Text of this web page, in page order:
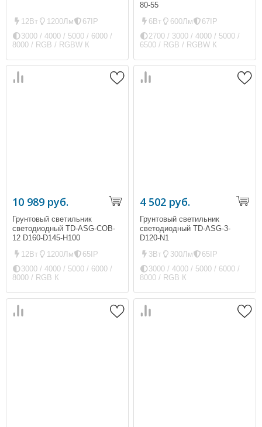
12Вт 1200Лм
67IP
3000 / 4000 / 5000 / 6000 /
8000 / RGB / RGBW К
80-55
6Вт
600Лм
67IP
2700 / 3000 / 4000 / 5000 /
6500 / RGB / RGBW К
10 989 руб.
Грунтовый светильник
светодиодный TD-ASG-COB-
12 D160-D145-H100
12Вт
1200Лм
65IP
3000 / 4000 / 5000 / 6000 /
8000 / RGB К
4 502 руб.
Грунтовый светильник
светодиодный TD-ASG-3-
D120-N1
3Вт
300Лм
65IP
3000 / 4000 / 5000 / 6000 /
8000 / RGB К